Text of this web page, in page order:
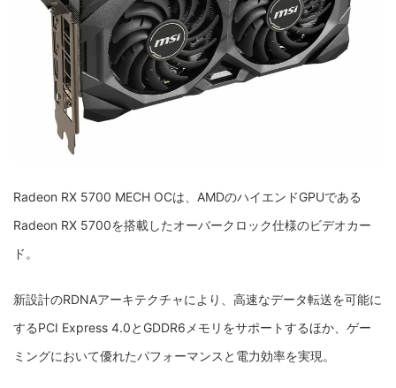
Radeon RX 5700 MECH OCは、AMDのハイエンドGPUである
Radeon RX 5700を搭載したオーバークロック仕様のビデオカー
ド。
新設計のRDNAアーキテクチャにより、高速なデータ転送を可能に
するPCI Express 4.0とGDDR6メモリをサポートするほか、ゲー
ミングにおいて優れたパフォーマンスと電力効率を実現。